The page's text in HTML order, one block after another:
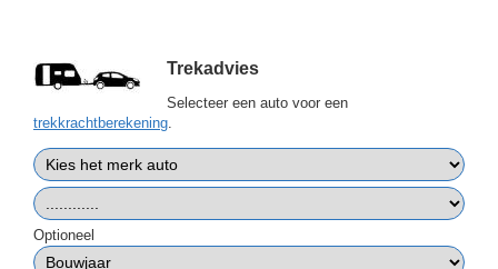
Trekadvies
Selecteer een auto voor een
trekkrachtberekening
Optioneel